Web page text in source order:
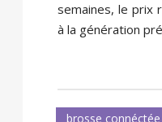
semaines, le prix
à la génération
brosse connéctée